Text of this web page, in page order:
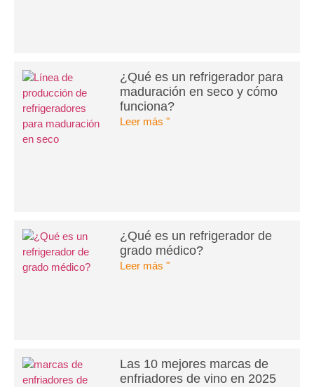
¿Qué es un refrigerador para
maduración en seco y cómo
funciona?
Leer más "
¿Qué es un refrigerador de
grado médico?
Leer más "
Las 10 mejores marcas de
enfriadores de vino en 2025